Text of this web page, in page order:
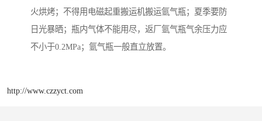
火烘烤；不得用电磁起重搬运机搬运氩气瓶；夏季要防
日光暴晒；瓶内气体不能用尽，返厂氩气瓶气余压力应
不小于0.2MPa；氩气瓶一般直立放置。
http://www.czzyct.com